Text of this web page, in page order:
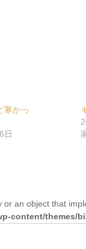
寒かっ
日
an object that
content/themes/